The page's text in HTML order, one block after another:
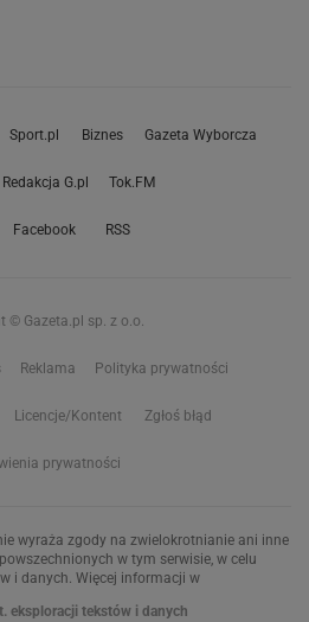
Sport.pl Biznes Gazeta Wyborcza
Redakcja G.pl Tok.FM
Facebook RSS
© Gazeta.pl sp. z o.o.
Reklama Polityka prywatności
Licencje/Kontent Zgłoś błąd
prywatności
wyraża zgody na zwielokrotnianie ani inne
w tym serwisie, w celu
i danych. Więcej informacji w
eksploracji tekstów i danych